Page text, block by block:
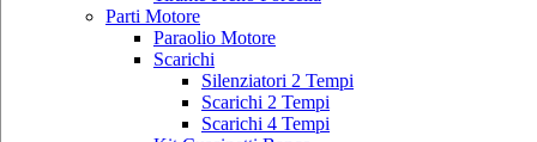
Parti Motore
Paraolio Motore
Scarichi
Silenziatori 2 Tempi
Scarichi 2 Tempi
Scarichi 4 Tempi